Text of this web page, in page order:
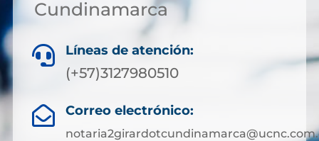
Cundinamarca
 Líneas de atención:
(+57)3127980510
 Correo electrónico: